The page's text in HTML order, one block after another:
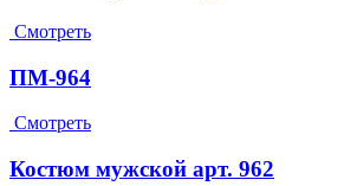
Смотреть
ПМ-964
Смотреть
Костюм мужской арт. 962